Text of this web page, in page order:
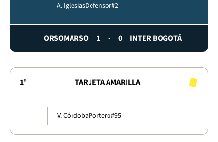
A. IglesiasDefensor#2
ORSOMARSO 1 - 0 INTER BOGOTÁ
1' TARJETA AMARILLA
V. CórdobaPortero#95